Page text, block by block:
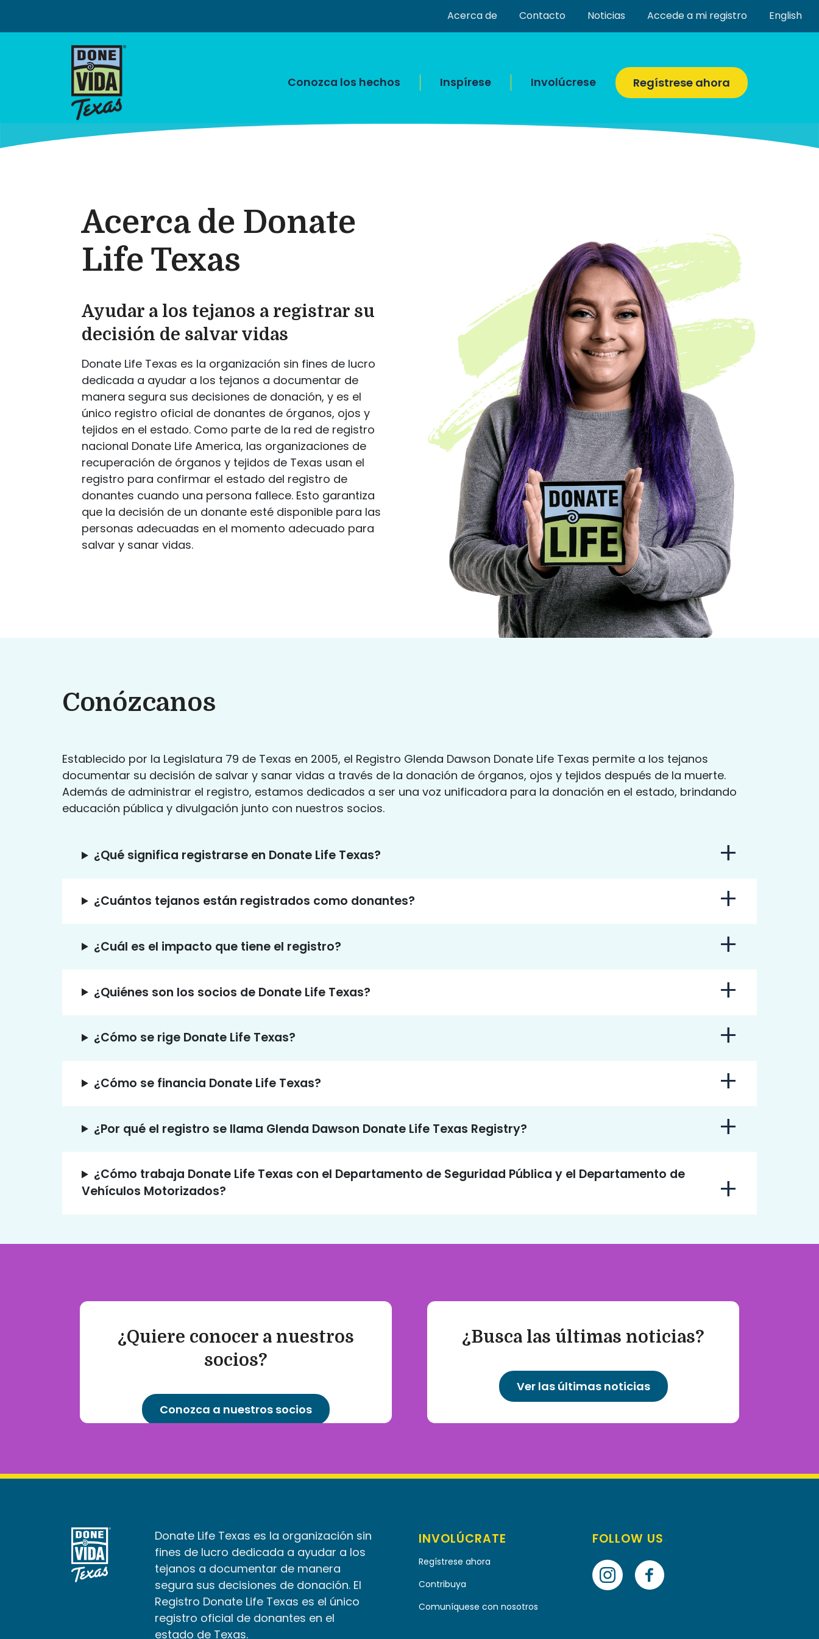
content
Acerca de Contacto Noticias Accede a mi registro English
Conozca los hechos Inspírese Involúcrese Regístrese ahora
Acerca de Donate
Life Texas
Ayudar a los tejanos a registrar su
decisión de salvar vidas
Donate Life Texas es la organización sin fines de lucro
dedicada a ayudar a los tejanos a documentar de
manera segura sus decisiones de donación, y es el
único registro oficial de donantes de órganos, ojos y
tejidos en el estado. Como parte de la red de registro
nacional Donate Life America, las organizaciones de
recuperación de órganos y tejidos de Texas usan el
registro para confirmar el estado del registro de
donantes cuando una persona fallece. Esto garantiza
que la decisión de un donante esté disponible para las
personas adecuadas en el momento adecuado para
salvar y sanar vidas.
Conózcanos
Establecido por la Legislatura 79 de Texas en 2005, el Registro Glenda Dawson Donate Life Texas permite a los tejanos
documentar su decisión de salvar y sanar vidas a través de la donación de órganos, ojos y tejidos después de la muerte.
Además de administrar el registro, estamos dedicados a ser una voz unificadora para la donación en el estado, brindando
educación pública y divulgación junto con nuestros socios.
¿Qué significa registrarse en Donate Life Texas?
¿Cuántos tejanos están registrados como donantes?
¿Cuál es el impacto que tiene el registro?
¿Quiénes son los socios de Donate Life Texas?
¿Cómo se rige Donate Life Texas?
¿Cómo se financia Donate Life Texas?
¿Por qué el registro se llama Glenda Dawson Donate Life Texas Registry?
¿Cómo trabaja Donate Life Texas con el Departamento de Seguridad Pública y el Departamento de
Vehículos Motorizados?
¿Quiere conocer a nuestros
socios?
Conozca a nuestros socios
¿Busca las últimas noticias?
Ver las últimas noticias
Donate Life Texas es la organización sin
fines de lucro dedicada a ayudar a los
tejanos a documentar de manera
segura sus decisiones de donación. El
Registro Donate Life Texas es el único
registro oficial de donantes en el
estado de Texas.
INVOLÚCRATE
Regístrese ahora
Contribuya
Comuníquese con nosotros
FOLLOW US